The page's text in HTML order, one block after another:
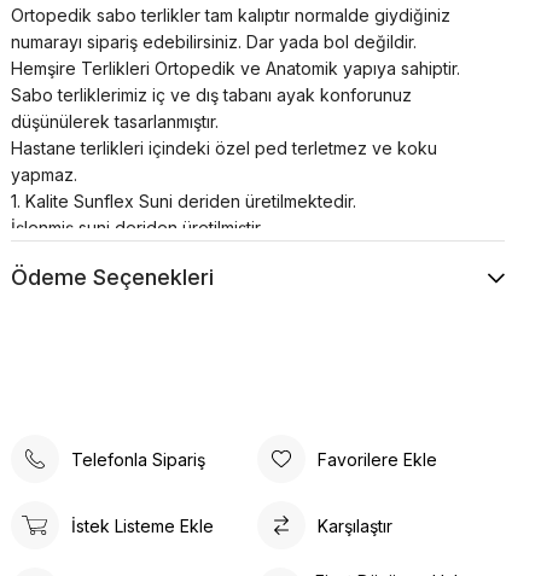
Ortopedik sabo terlikler tam kalıptır normalde giydiğiniz
numarayı sipariş edebilirsiniz. Dar yada bol değildir.
Hemşire Terlikleri Ortopedik ve Anatomik yapıya sahiptir.
Sabo terliklerimiz iç ve dış tabanı ayak konforunuz
düşünülerek tasarlanmıştır.
Hastane terlikleri içindeki özel ped terletmez ve koku
yapmaz.
1. Kalite Sunflex Suni deriden üretilmektedir.
İşlenmiş suni deriden üretilmiştir.
Bütün doktor sabo terlik modellerimiz kaliteli ve dayanıklı
konforlu bir deneyim sunar. Günlük kullanım için ideal olan
tasarlanmıştır. Ortopedik taban desteği ile ayak sağlığınızı
Ödeme Seçenekleri
Telefonla Sipariş Favorilere Ekle
İstek Listeme Ekle Karşılaştır